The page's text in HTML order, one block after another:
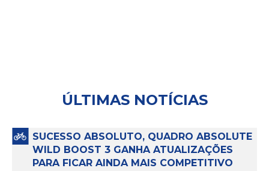
ÚLTIMAS NOTÍCIAS
SUCESSO ABSOLUTO, QUADRO ABSOLUTE
WILD BOOST 3 GANHA ATUALIZAÇÕES
PARA FICAR AINDA MAIS COMPETITIVO